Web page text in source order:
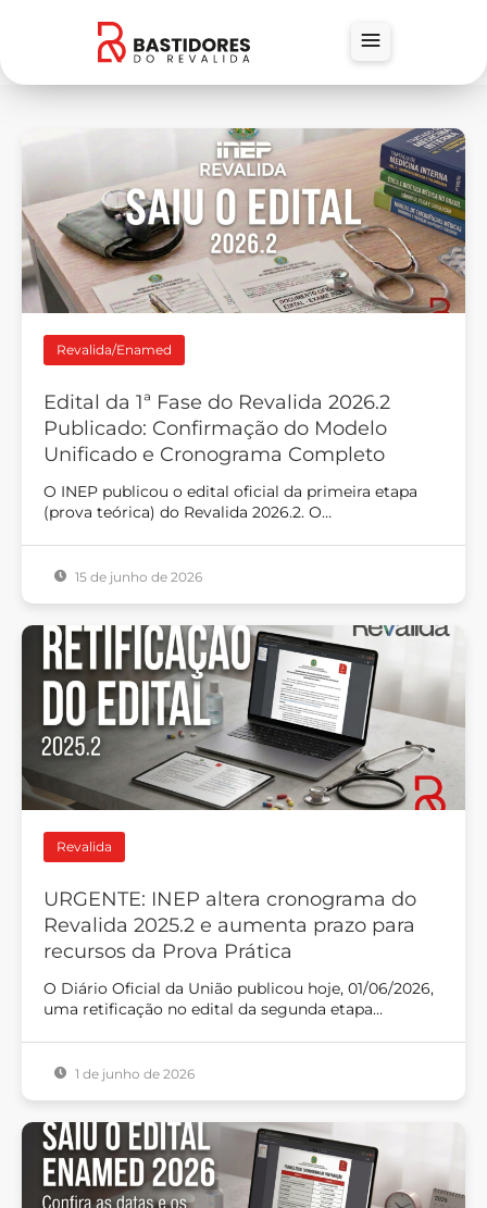
Revalida/Enamed
Edital da 1ª Fase do Revalida 2026.2
Publicado: Confirmação do Modelo
Unificado e Cronograma Completo
O INEP publicou o edital oficial da primeira etapa
(prova teórica) do Revalida 2026.2. O…
15 de junho de 2026
Revalida
URGENTE: INEP altera cronograma do
Revalida 2025.2 e aumenta prazo para
recursos da Prova Prática
O Diário Oficial da União publicou hoje, 01/06/2026,
uma retificação no edital da segunda etapa…
1 de junho de 2026